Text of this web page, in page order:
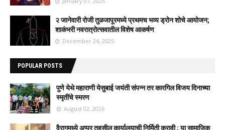
२ जानेवारी रोजी तुळजापूरमध्ये प्रथमच भव्य ड्रोन शोचे आयोजन;
शाकंभरी नवरात्रोत्सवातील विशेष आकर्षण
December 24, 2025
POPULAR POSTS
पुणे येथे महाराणी येसुबाई जयंती संपन्न तर कारगिल विजय दिनाच्या
स्मृतींचे स्मरण
August 02, 2026
वैरागमध्ये अप्पर तहसील कार्यालयाची निर्मिती करावी ; या सामाजिक